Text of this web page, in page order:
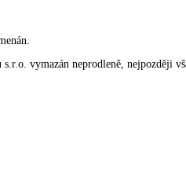
vymazán neprodleně, nejpozději